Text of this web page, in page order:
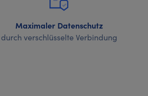
Maximaler Datenschutz
durch verschlüsselte Verbindung